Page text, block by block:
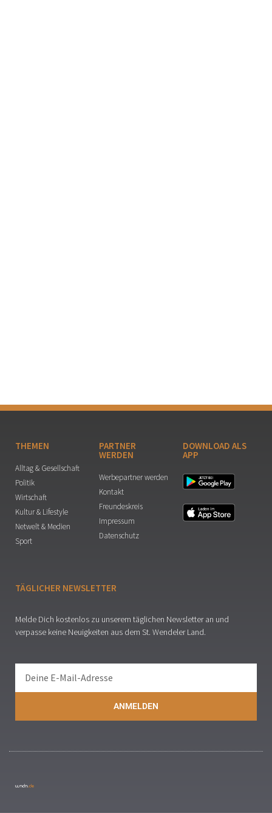
THEMEN
Alltag & Gesellschaft
Politik
Wirtschaft
Kultur & Lifestyle
Netwelt & Medien
Sport
PARTNER
WERDEN
Werbepartner werden
Kontakt
Freundeskreis
Impressum
Datenschutz
DOWNLOAD ALS
APP
TÄGLICHER NEWSLETTER
Melde Dich kostenlos zu unserem täglichen Newsletter an und
verpasse keine Neuigkeiten aus dem St. Wendeler Land.
ANMELDEN